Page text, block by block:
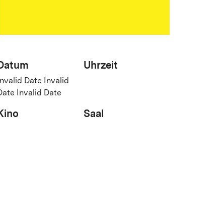
Invalid Date Invalid
Invalid Date
Uhrzeit
Saal